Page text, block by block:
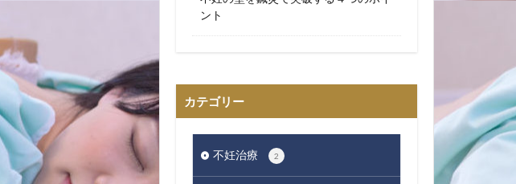
ント
カテゴリー
不妊治療 2